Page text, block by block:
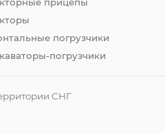
погрузчики
погрузчики
СНГ